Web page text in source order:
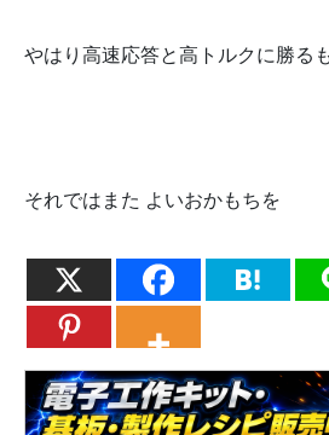
やはり高速応答と高トルクに勝る
それではまた よいおかもちを